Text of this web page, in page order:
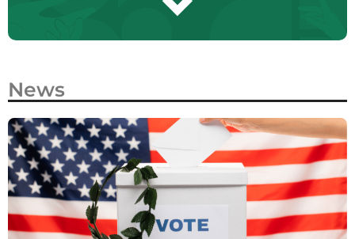
News